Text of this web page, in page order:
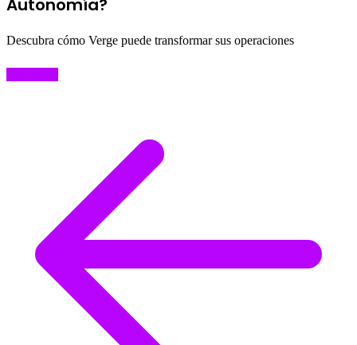
Autonomía?
Descubra cómo Verge puede transformar sus operaciones